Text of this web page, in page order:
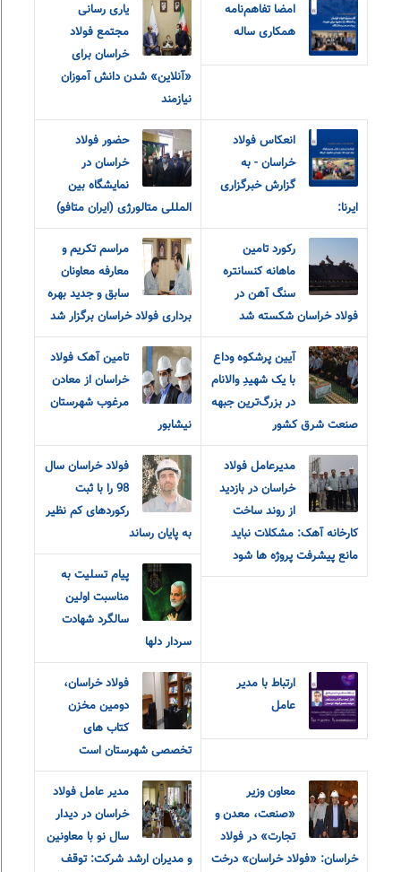
امضا تفاهم‌نامه
همکاری ساله
یاری رسانی
مجتمع فولاد
خراسان برای
«آنلاین» شدن دانش آموزان
نیازمند
انعکاس فولاد
خراسان - به
گزارش خبرگزاری
ایرنا:
حضور فولاد
خراسان در
نمایشگاه بین
المللی متالورژی (ایران متافو)
رکورد تامین
ماهانه کنسانتره
سنگ آهن در
فولاد خراسان شکسته شد
مراسم تکریم و
معارفه‌ معاونان
سابق و جدید بهره
برداری فولاد خراسان برگزار شد
آیین پرشکوه وداع
با یک شهیدِ والانام
در بزرگ‌ترین جبهه
صنعت شرق کشور
تامین آهک فولاد
خراسان از معادن
مرغوب شهرستان
نیشابور
مدیرعامل فولاد
خراسان در بازدید
از روند ساخت
کارخانه آهک: مشکلات نباید
مانع پیشرفت پروژه ها شود
فولاد خراسان سال
98 را با ثبت
رکوردهای کم نظیر
به پایان رساند
پیام تسلیت به
مناسبت اولین
سالگرد شهادت
سردار دلها
ارتباط با مدیر
عامل
فولاد خراسان،
دومین مخزن
کتاب های
تخصصی شهرستان است
معاون وزیر
«صنعت، معدن و
تجارت» در فولاد
خراسان: «فولاد خراسان» درخت
مدير عامل فولاد
خراسان در ديدار
سال نو با معاونين
و مديران ارشد شرکت: توقف